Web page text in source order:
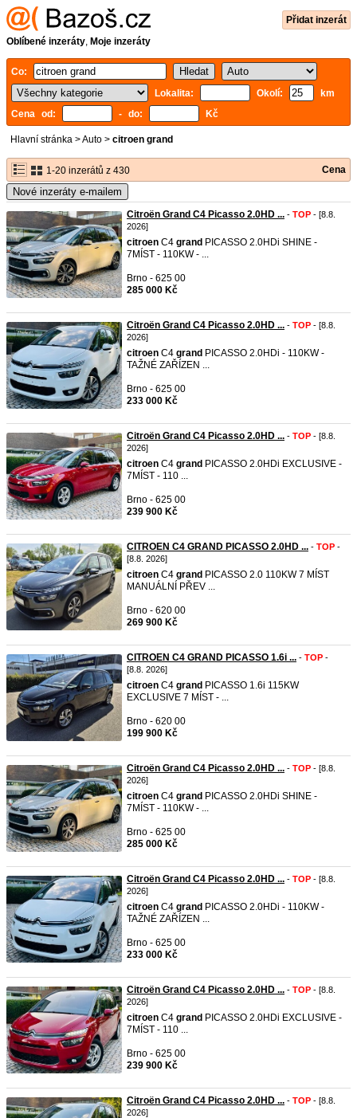
Přidat inzerát
Oblíbené inzeráty, Moje inzeráty
Co:
Lokalita:
Okolí:
km
Cena od:
- do: Kč
Hlavní stránka >Auto > citroen grand
1-20 inzerátů z 430 Cena
Nové inzeráty e-mailem
Citroën Grand C4 Picasso 2.0HD ... - TOP - [8.8.
2026]
citroen C4 grand PICASSO 2.0HDi SHINE -
7MÍST - 110KW - ...
Brno - 625 00
285 000 Kč
Citroën Grand C4 Picasso 2.0HD ... - TOP - [8.8.
2026]
citroen C4 grand PICASSO 2.0HDi - 110KW -
TAŽNÉ ZAŘÍZEN ...
Brno - 625 00
233 000 Kč
Citroën Grand C4 Picasso 2.0HD ... - TOP - [8.8.
2026]
citroen C4 grand PICASSO 2.0HDi EXCLUSIVE -
7MÍST - 110 ...
Brno - 625 00
239 900 Kč
CITROEN C4 GRAND PICASSO 2.0HD ... - TOP -
[8.8. 2026]
citroen C4 grand PICASSO 2.0 110KW 7 MÍST
MANUÁLNÍ PŘEV ...
Brno - 620 00
269 900 Kč
CITROEN C4 GRAND PICASSO 1.6i ... - TOP -
[8.8. 2026]
citroen C4 grand PICASSO 1.6i 115KW
EXCLUSIVE 7 MÍST - ...
Brno - 620 00
199 900 Kč
Citroën Grand C4 Picasso 2.0HD ... - TOP - [8.8.
2026]
citroen C4 grand PICASSO 2.0HDi SHINE -
7MÍST - 110KW - ...
Brno - 625 00
285 000 Kč
Citroën Grand C4 Picasso 2.0HD ... - TOP - [8.8.
2026]
citroen C4 grand PICASSO 2.0HDi - 110KW -
TAŽNÉ ZAŘÍZEN ...
Brno - 625 00
233 000 Kč
Citroën Grand C4 Picasso 2.0HD ... - TOP - [8.8.
2026]
citroen C4 grand PICASSO 2.0HDi EXCLUSIVE -
7MÍST - 110 ...
Brno - 625 00
239 900 Kč
Citroën Grand C4 Picasso 2.0HD ... - TOP - [8.8.
2026]